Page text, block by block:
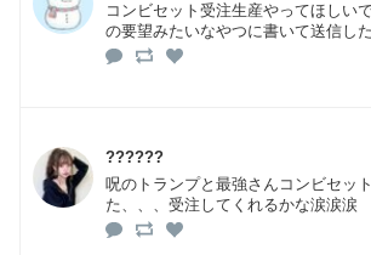
コンビセット受注生産やってほしい
の要望みたいなやつに書いて送信した
??????
呪のトランプと最強さんコンビセッ
た、、、受注してくれるかな涙涙涙